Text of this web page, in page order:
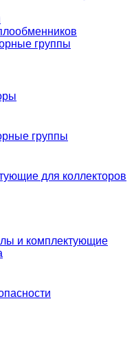
группы
группы
для коллекторов
и комплектующие